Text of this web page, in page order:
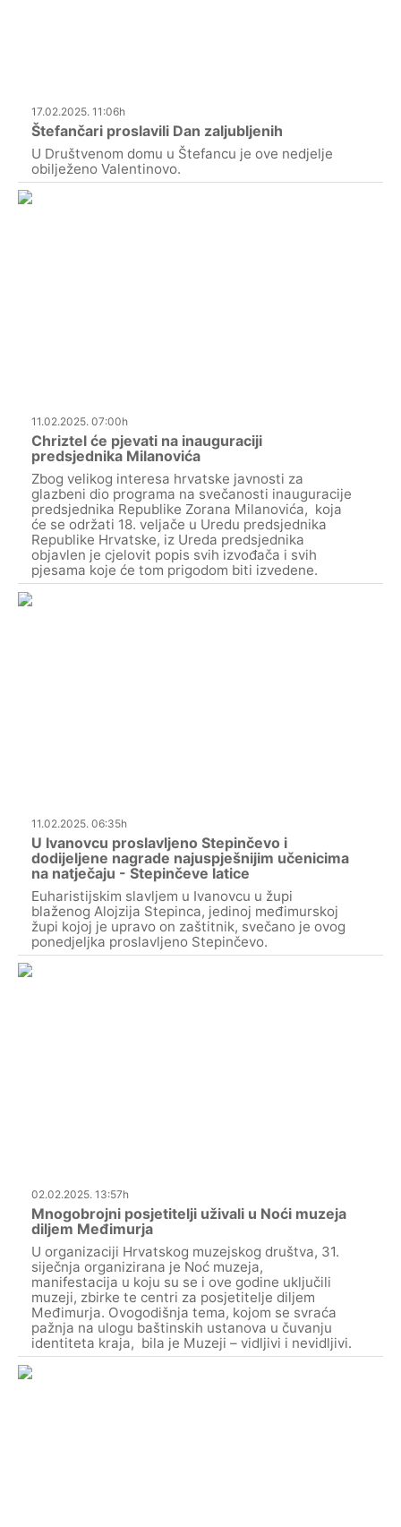
17.02.2025. 11:06h
Štefančari proslavili Dan zaljubljenih
U Društvenom domu u Štefancu je ove nedjelje
obilježeno Valentinovo.
11.02.2025. 07:00h
Chriztel će pjevati na inauguraciji
predsjednika Milanovića
Zbog velikog interesa hrvatske javnosti za
glazbeni dio programa na svečanosti inauguracije
predsjednika Republike Zorana Milanovića, koja
će se održati 18. veljače u Uredu predsjednika
Republike Hrvatske, iz Ureda predsjednika
objavlen je cjelovit popis svih izvođača i svih
pjesama koje će tom prigodom biti izvedene.
11.02.2025. 06:35h
U Ivanovcu proslavljeno Stepinčevo i
dodijeljene nagrade najuspješnijim učenicima
na natječaju - Stepinčeve latice
Euharistijskim slavljem u Ivanovcu u župi
blaženog Alojzija Stepinca, jedinoj međimurskoj
župi kojoj je upravo on zaštitnik, svečano je ovog
ponedjeljka proslavljeno Stepinčevo.
02.02.2025. 13:57h
Mnogobrojni posjetitelji uživali u Noći muzeja
diljem Međimurja
U organizaciji Hrvatskog muzejskog društva, 31.
siječnja organizirana je Noć muzeja,
manifestacija u koju su se i ove godine uključili
muzeji, zbirke te centri za posjetitelje diljem
Međimurja. Ovogodišnja tema, kojom se svraća
pažnja na ulogu baštinskih ustanova u čuvanju
identiteta kraja, bila je Muzeji – vidljivi i nevidljivi.